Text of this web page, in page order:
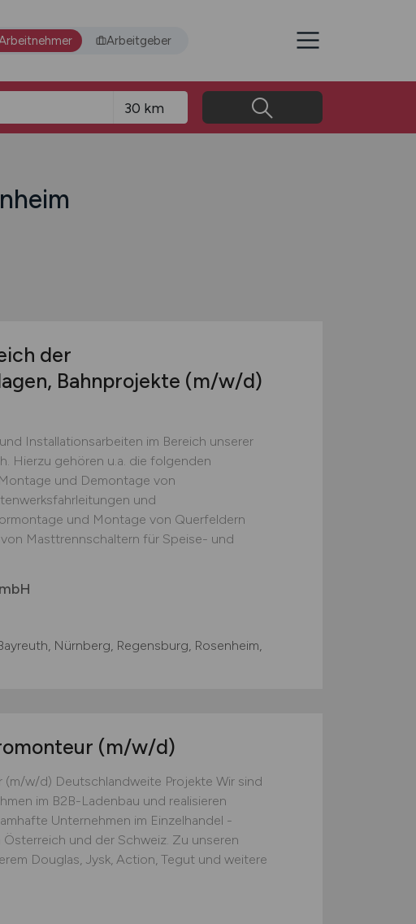
Arbeitgeber
der
Bahnprojekte (m/w/d)
Installationsarbeiten im Bereich unserer
Hierzu gehören u.a. die folgenden
und Demontage von
und
und Montage von Querfeldern
Masttrennschaltern für Speise- und
Nürnberg, Regensburg, Rosenheim,
(m/w/d)
(m/w/d) Deutschlandweite Projekte Wir sind
im B2B-Ladenbau und realisieren
Unternehmen im Einzelhandel -
und der Schweiz. Zu unseren
Douglas, Jysk, Action, Tegut und weitere